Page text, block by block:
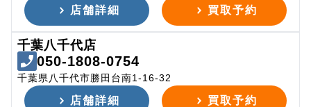
店舗詳細 買取予約
千葉八千代店
050-1808-0754
千葉県八千代市勝田台南1-16-32
店舗詳細 買取予約